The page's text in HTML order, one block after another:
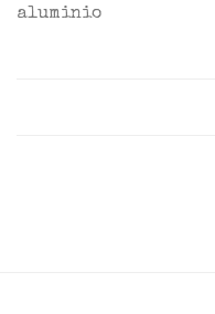
aluminio